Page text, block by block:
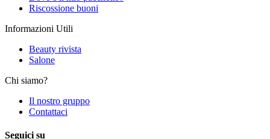
Riscossione buoni
Informazioni Utili
Beauty rivista
Salone
Chi siamo?
Il nostro gruppo
Contattaci
Seguici su